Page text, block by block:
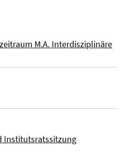
M.A. Interdisziplinäre
Institutsratssitzung